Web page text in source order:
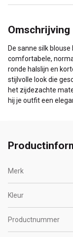
Omschrijving
De sanne silk
comfortabele,
ronde halslijn en
stijlvolle look die
het zijdezachte
hij je outfit een
Merk
Kleur
Productnummer